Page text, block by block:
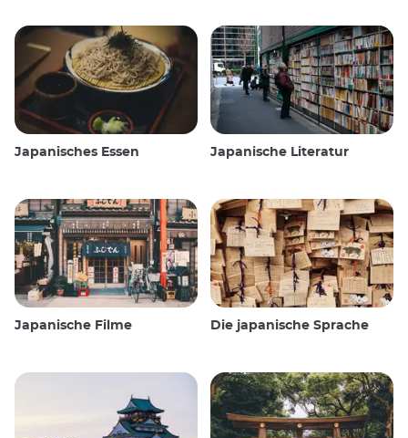
Japanisches Essen Japanische Literatur
Japanische Filme Die japanische Sprache